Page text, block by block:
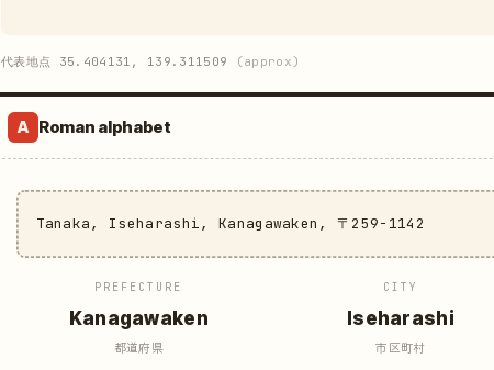
代表地点 35.404131, 139.311509 (approx)
A Roman alphabet
Tanaka, Iseharashi, Kanagawaken, 〒259-1142
PREFECTURE
Kanagawaken
都道府県
CITY
Iseharashi
市区町村